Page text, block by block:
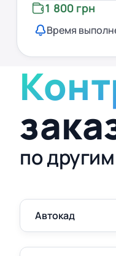
1 800 грн
Время
по
Автокад